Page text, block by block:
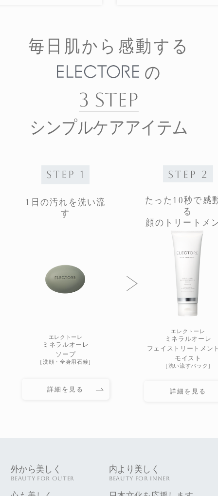
毎日肌から感動する
の
3 STEP
シンプルケアアイテム
STEP 1
1日の汚れを洗い流
す
エレクトーレ
ミネラルオーレ
ソープ
［洗顔・全身用石鹸］
詳細を見る
STEP 2
たった10秒で感
る
顔のトリートメ
エレクトーレ
ミネラルオーレ
フェイストリートメン
モイスト
［洗い流すパック］
詳細を見る
外から美しく
BEAUTY FOR OUTER
内より美しく
BEAUTY FOR INNER